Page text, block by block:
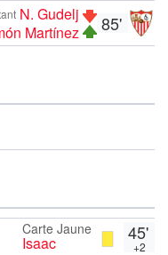
85'
N. Gudelj
Martínez
45'
+2
Carte Jaune
Isaac